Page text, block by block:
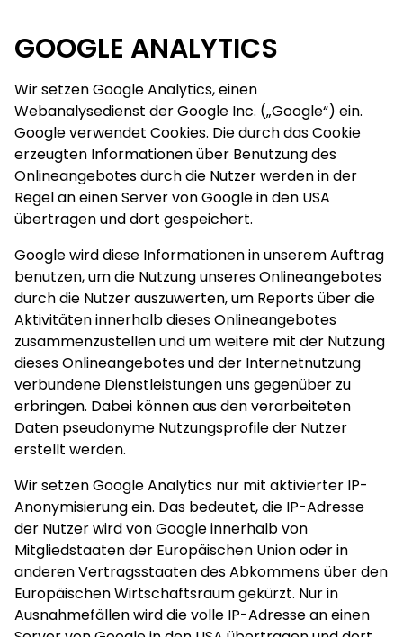
GOOGLE ANALYTICS
Wir setzen Google Analytics, einen
Webanalysedienst der Google Inc. („Google“) ein.
Google verwendet Cookies. Die durch das Cookie
erzeugten Informationen über Benutzung des
Onlineangebotes durch die Nutzer werden in der
Regel an einen Server von Google in den USA
übertragen und dort gespeichert.
Google wird diese Informationen in unserem Auftrag
benutzen, um die Nutzung unseres Onlineangebotes
durch die Nutzer auszuwerten, um Reports über die
Aktivitäten innerhalb dieses Onlineangebotes
zusammenzustellen und um weitere mit der Nutzung
dieses Onlineangebotes und der Internetnutzung
verbundene Dienstleistungen uns gegenüber zu
erbringen. Dabei können aus den verarbeiteten
Daten pseudonyme Nutzungsprofile der Nutzer
erstellt werden.
Wir setzen Google Analytics nur mit aktivierter IP-
Anonymisierung ein. Das bedeutet, die IP-Adresse
der Nutzer wird von Google innerhalb von
Mitgliedstaaten der Europäischen Union oder in
anderen Vertragsstaaten des Abkommens über den
Europäischen Wirtschaftsraum gekürzt. Nur in
Ausnahmefällen wird die volle IP-Adresse an einen